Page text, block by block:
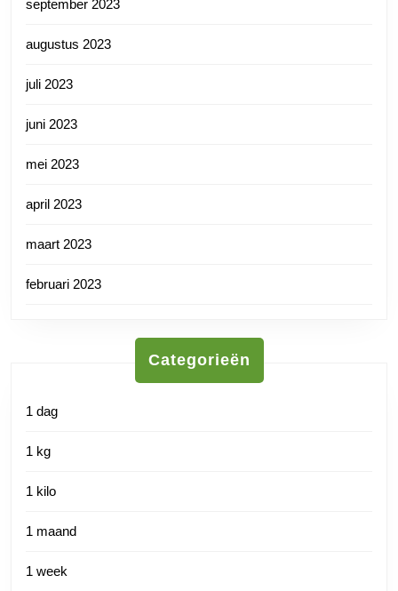
september 2023
augustus 2023
juli 2023
juni 2023
mei 2023
april 2023
maart 2023
februari 2023
Categorieën
1 dag
1 kg
1 kilo
1 maand
1 week